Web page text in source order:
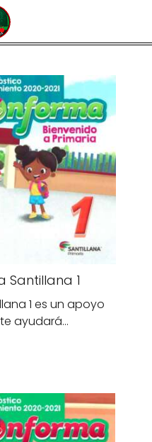
Santillana 1
1 es un apoyo
ayudará…